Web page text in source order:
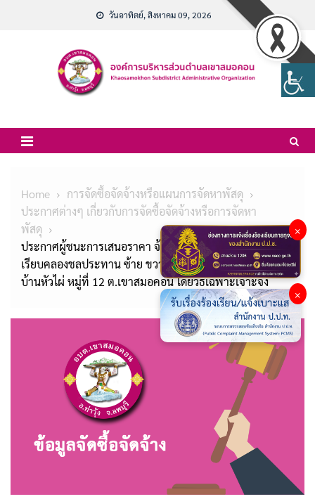
วันอาทิตย์, สิงหาคม 09, 2026
Home
การจัดซื้อจัดจ้างหรือแผนการจัดหาพัสดุ
ประกาศต่างๆ เกี่ยวกับการจัดซื้อจัดจ้างหรือการจัดหา
พัสดุ
ประกาศผู้ชนะการเสนอราคา จ้างซ่อมแซมถนนลูกรัง สาย
เรียบคลองชลประทาน ซ้าย ขวา หมู่ที่ 13 – หนองเจ็ตมูล
บ้านหัวไผ่ หมู่ที่ 12 ต.เขาสมอคอน โดยวิธีเฉพาะเจาะจง
×
×